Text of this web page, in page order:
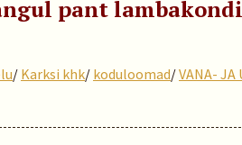
pant
/ Karksi khk/ koduloomad/VANA- JA